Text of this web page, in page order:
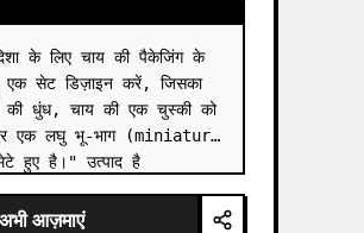
के लिए चाय की पैकेजिंग के
एक सेट डिज़ाइन करें, जिसका
की धुंध, चाय की एक चुस्की को
एक लघु भू-भाग (miniature
हुए है।" उत्पाद है
अभी आज़माएं